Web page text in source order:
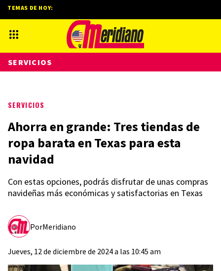
SERVICIOS
Ahorra en grande: Tres tiendas de
ropa barata en Texas para esta
navidad
Con estas opciones, podrás disfrutar de unas compras
navideñas más económicas y satisfactorias en Texas
PorMeridiano
Jueves, 12 de diciembre de 2024 a las 10:45 am
TEMAS DE HOY:
SERVICIOS